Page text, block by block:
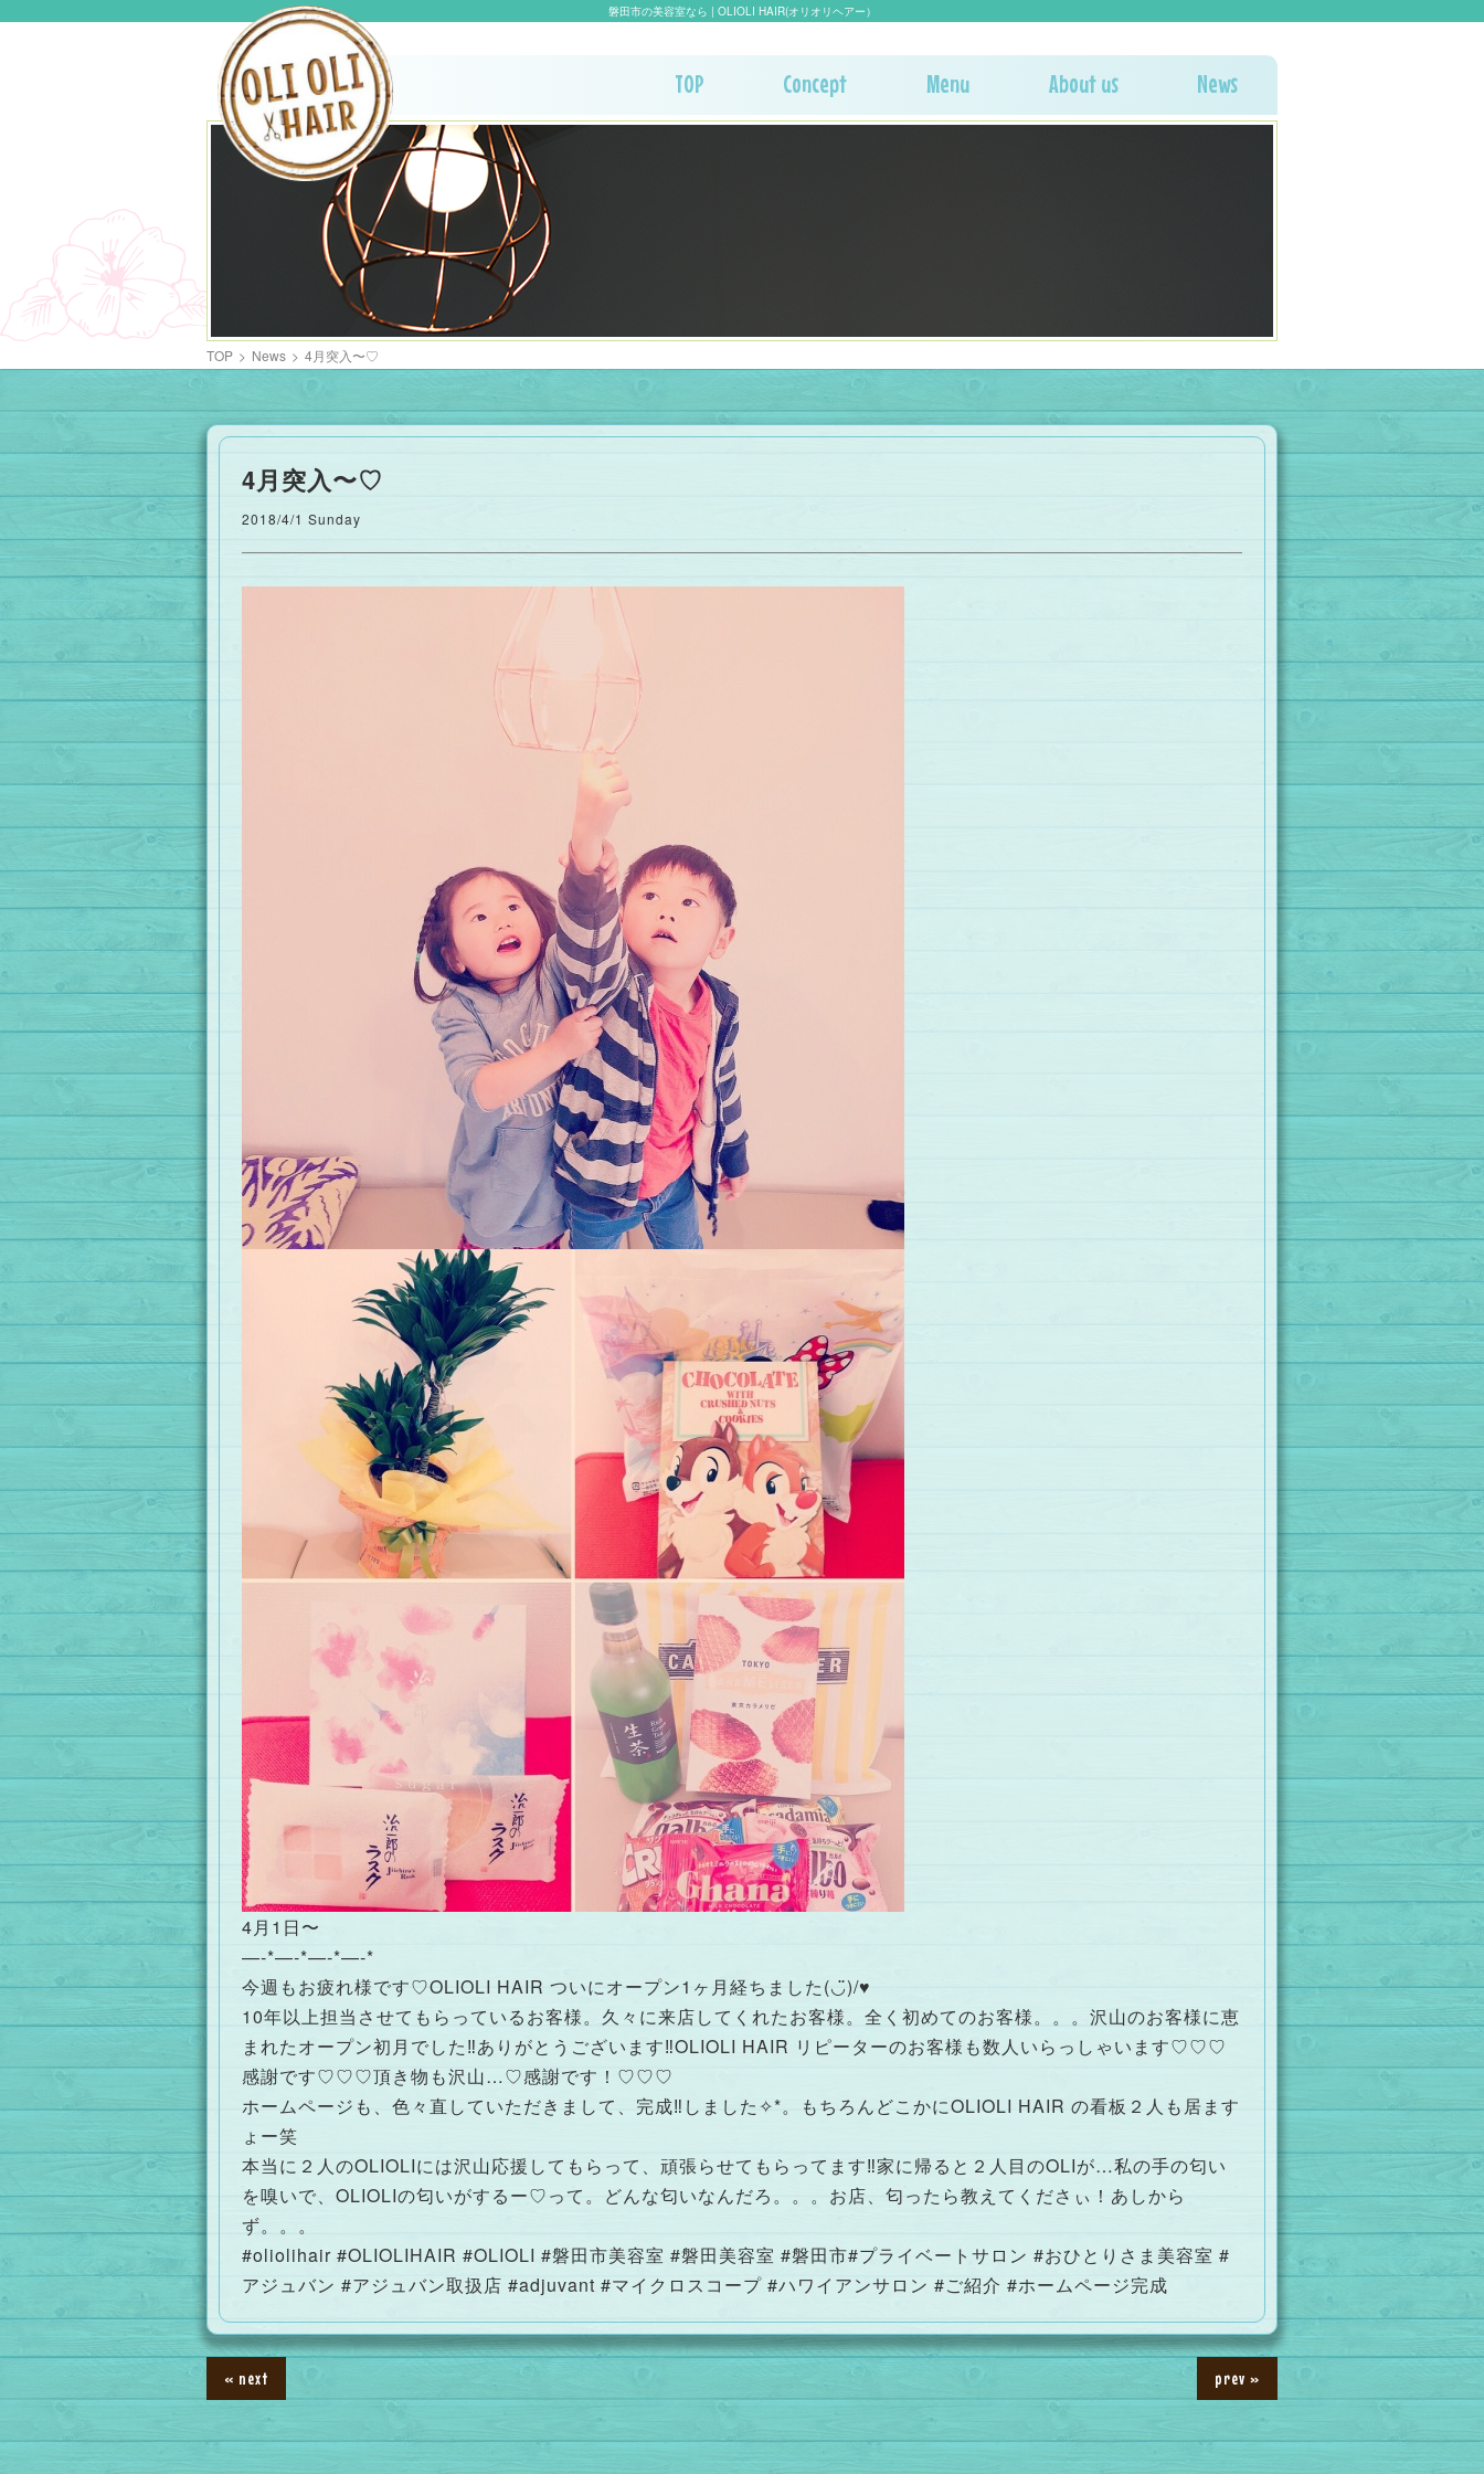
磐田市の美容室なら | OLIOLI HAIR(オリオリヘアー）
TOP Concept Menu About us News
TOP > News > 4月突入〜♡
4月突入〜♡
2018/4/1 Sunday
4月1日〜
—-*—-*—-*—-*
今週もお疲れ様です♡OLIOLI HAIR ついにオープン1ヶ月経ちました(◡̈)/♥︎
10年以上担当させてもらっているお客様。久々に来店してくれたお客様。全く初めてのお客様。。。沢山のお客様に恵
まれたオープン初月でした‼︎ありがとうございます‼︎OLIOLI HAIR リピーターのお客様も数人いらっしゃいます♡♡♡
感謝です♡♡♡頂き物も沢山…♡感謝です！♡♡♡
ホームページも、色々直していただきまして、完成‼︎しました✧︎*。もちろんどこかにOLIOLI HAIR の看板２人も居ます
ょー笑
本当に２人のOLIOLIには沢山応援してもらって、頑張らせてもらってます‼︎家に帰ると２人目のOLIが…私の手の匂い
を嗅いで、OLIOLIの匂いがするー♡って。どんな匂いなんだろ。。。お店、匂ったら教えてくださぃ！あしから
ず。。。
#oliolihair #OLIOLIHAIR #OLIOLI #磐田市美容室 #磐田美容室 #磐田市#プライベートサロン #おひとりさま美容室 #
アジュバン #アジュバン取扱店 #adjuvant #マイクロスコープ #ハワイアンサロン #ご紹介 #ホームページ完成
« next prev »